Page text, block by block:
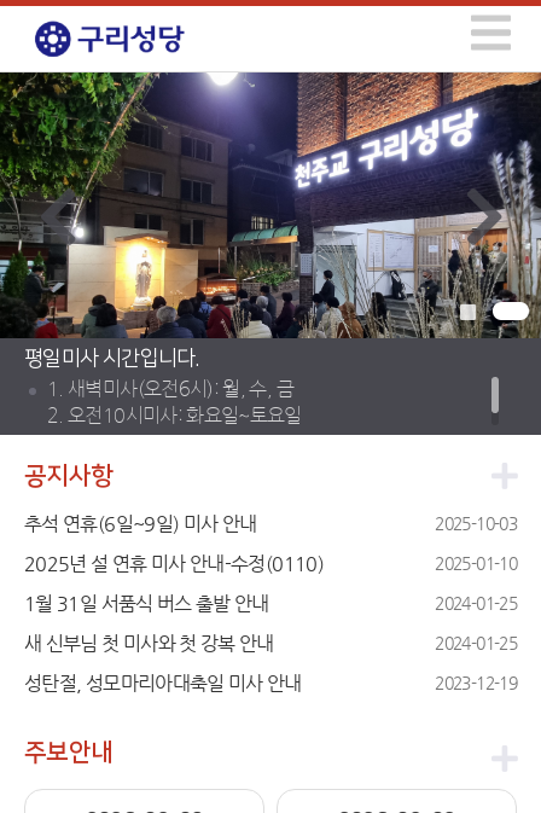
평일미사 시간입니다.
1. 새벽미사(오전6시): 월, 수, 금
2. 오전10시미사: 화요일~토요일
공지사항
추석 연휴(6일~9일) 미사 안내 2025-10-03
2025년 설 연휴 미사 안내-수정(0110) 2025-01-10
1월 31일 서품식 버스 출발 안내 2024-01-25
새 신부님 첫 미사와 첫 강복 안내 2024-01-25
성탄절, 성모마리아대축일 미사 안내 2023-12-19
주보안내